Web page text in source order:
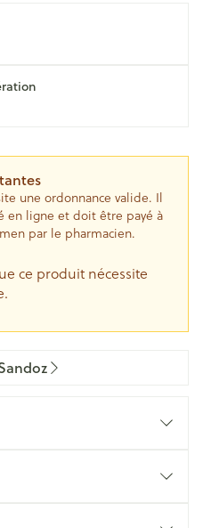
une ordonnance valide. Il
en ligne et doit être payé à
par le pharmacien.
ce produit nécessite